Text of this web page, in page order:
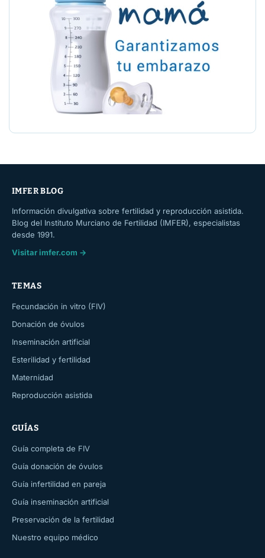
IMFER BLOG
Información divulgativa sobre fertilidad y reproducción asistida.
Blog del Instituto Murciano de Fertilidad (IMFER), especialistas
desde 1991.
Visitar imfer.com →
TEMAS
Fecundación in vitro (FIV)
Donación de óvulos
Inseminación artificial
Esterilidad y fertilidad
Maternidad
Reproducción asistida
GUÍAS
Guía completa de FIV
Guía donación de óvulos
Guía infertilidad en pareja
Guía inseminación artificial
Preservación de la fertilidad
Nuestro equipo médico